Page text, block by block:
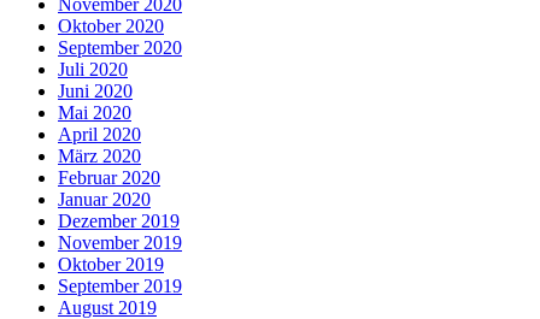
November 2020
Oktober 2020
September 2020
Juli 2020
Juni 2020
Mai 2020
April 2020
März 2020
Februar 2020
Januar 2020
Dezember 2019
November 2019
Oktober 2019
September 2019
August 2019